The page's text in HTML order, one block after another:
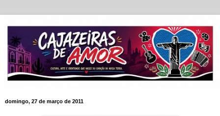
domingo, 27 de março de 2011